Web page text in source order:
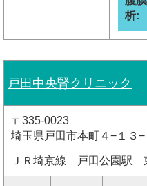
析:
戸田中央腎クリニック
〒335-0023
埼玉県戸田市本町４−１３−
ＪＲ埼京線 戸田公園駅